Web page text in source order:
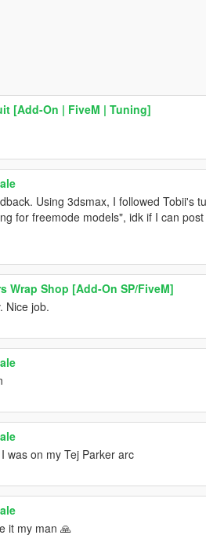
[Add-On | FiveM | Tuning]
Using 3dsmax, I followed Tobii's
for freemode models", idk if I can
Wrap Shop [Add-On SP/FiveM]
Nice job.
was on my Tej Parker arc
it my man 🙏